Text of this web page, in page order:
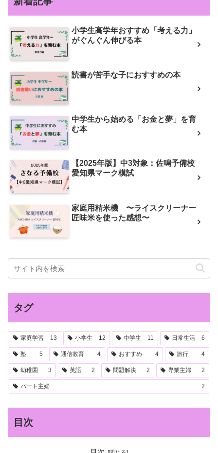
小学生高学年おすすめ「考える力」
がぐんぐん伸びる本
読書が苦手な子におすすめの本
中学生から始める「お金と夢」を育
む本
【2025年版】中3対象：佐鳴予備校
愛知県マーク模試
家庭用精米機 〜ライスクリーナー
匠味米を使った感想〜
タグ
家庭学習 13 小学生 12 中学生 11 日常生活 6
塾 5 通信教育 4 おすすめ 4 旅行 4
幼稚園 3 英語 2 問題解決 2 専業主婦 2
パート主婦 2
目次